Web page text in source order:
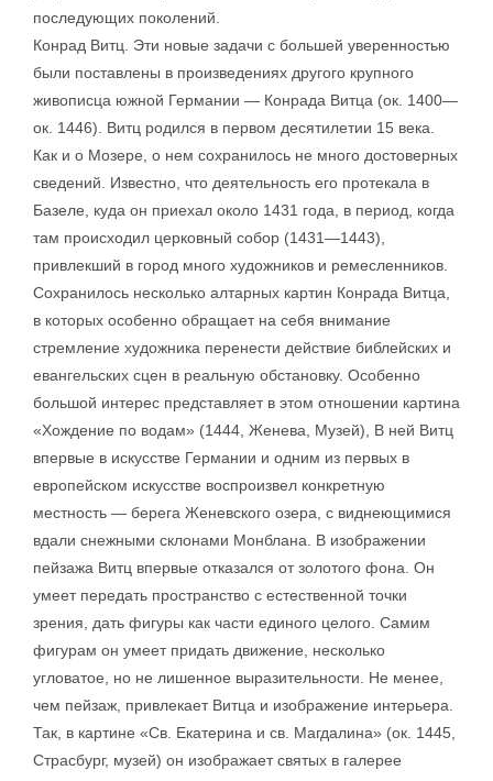
последующих поколений.
Конрад Витц. Эти новые задачи с большей уверенностью
были поставлены в произведениях другого крупного
живописца южной Германии — Конрада Витца (ок. 1400—
ок. 1446). Витц родился в первом десятилетии 15 века.
Как и о Мозере, о нем сохранилось не много достоверных
сведений. Известно, что деятельность его протекала в
Базеле, куда он приехал около 1431 года, в период, когда
там происходил церковный собор (1431—1443),
привлекший в город много художников и ремесленников.
Сохранилось несколько алтарных картин Конрада Витца,
в которых особенно обращает на себя внимание
стремление художника перенести действие библейских и
евангельских сцен в реальную обстановку. Особенно
большой интерес представляет в этом отношении картина
«Хождение по водам» (1444, Женева, Музей), В ней Витц
впервые в искусстве Германии и одним из первых в
европейском искусстве воспроизвел конкретную
местность — берега Женевского озера, с виднеющимися
вдали снежными склонами Монблана. В изображении
пейзажа Витц впервые отказался от золотого фона. Он
умеет передать пространство с естественной точки
зрения, дать фигуры как части единого целого. Самим
фигурам он умеет придать движение, несколько
угловатое, но не лишенное выразительности. Не менее,
чем пейзаж, привлекает Витца и изображение интерьера.
Так, в картине «Св. Екатерина и св. Магдалина» (ок. 1445,
Страсбург, музей) он изображает святых в галерее